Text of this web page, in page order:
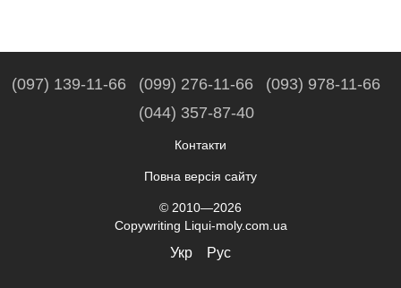
(097) 139-11-66 (099) 276-11-66
(093) 978-11-66
(044) 357-87-40
Контакти
Повна версія сайту
© 2010—2026
Copywriting Liqui-moly.com.ua
Укр Рус